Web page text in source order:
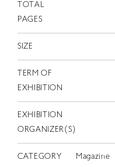
TOTAL
PAGES
SIZE
TERM OF
EXHIBITION
EXHIBITION
ORGANIZER(S)
CATEGORY Magazine